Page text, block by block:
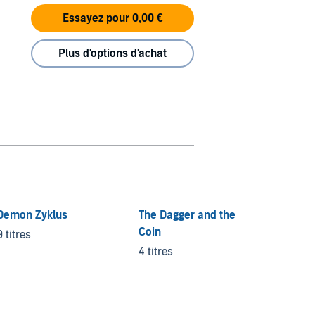
Essayez pour 0,00 €
Plus d'options d'achat
Zyklus
titres
The Dagger and the
Coin
4 titres